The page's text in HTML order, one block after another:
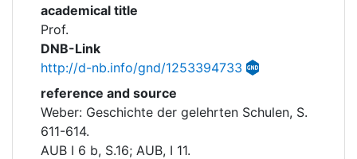
academical title
Prof.
DNB-Link
http://d-nb.info/gnd/1253394733
reference and source
Weber: Geschichte der gelehrten Schulen, S.
611-614.
AUB I 6 b, S.16; AUB, I 11.